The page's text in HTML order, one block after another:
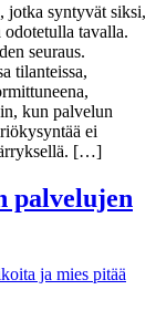
jotka syntyvät siksi,
tavalla.
seuraus.
tilanteissa,
kun palvelun
ei
[…]
palvelujen